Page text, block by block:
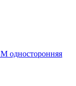
односторонняя